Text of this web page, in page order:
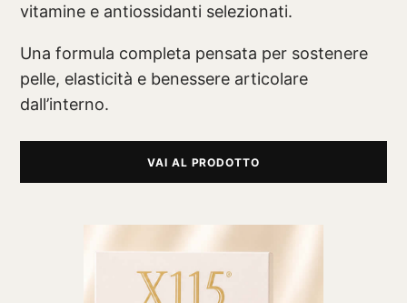
vitamine e antiossidanti selezionati.
Una formula completa pensata per sostenere
pelle, elasticità e benessere articolare
dall’interno.
VAI AL PRODOTTO